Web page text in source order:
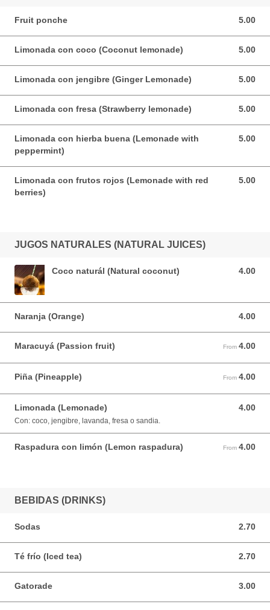
Fruit ponche 5.00
5.00 USD
Limonada con coco (Coconut lemonade) 5.00
5.00 USD
Limonada con jengibre (Ginger Lemonade) 5.00
5.00 USD
Limonada con fresa (Strawberry lemonade) 5.00
5.00 USD
Limonada con hierba buena (Lemonade with
peppermint)
5.00
5.00 USD
Limonada con frutos rojos (Lemonade with red
berries)
5.00
5.00 USD
JUGOS NATURALES (NATURAL JUICES)
Coco naturál (Natural coconut) 4.00
4.00 USD
Naranja (Orange) 4.00
4.00 USD
Maracuyá (Passion fruit) From 4.00
From 4.00 USD
Piña (Pineapple) From 4.00
From 4.00 USD
Limonada (Lemonade) 4.00
4.00 USD
Con: coco, jengibre, lavanda, fresa o sandia.
Raspadura con limón (Lemon raspadura) From 4.00
From 4.00 USD
BEBIDAS (DRINKS)
Sodas 2.70
2.70 USD
Té frío (Iced tea) 2.70
2.70 USD
Gatorade 3.00
3.00 USD